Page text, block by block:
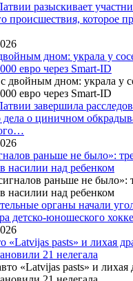
разыскивает
происшествия, которое
дном: украла у
евро через Smart-ID
завершила
дела о циничном
раньше не было»:
насилии над ребенком
органы начали
детско-юношеского
«Latvijas pasts» и лихая
21 нелегала